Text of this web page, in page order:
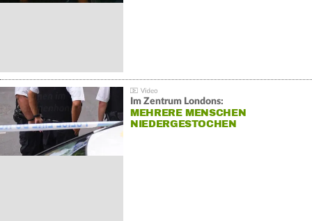
Im Zentrum Londons:
MEHRERE MENSCHEN
NIEDERGESTOCHEN